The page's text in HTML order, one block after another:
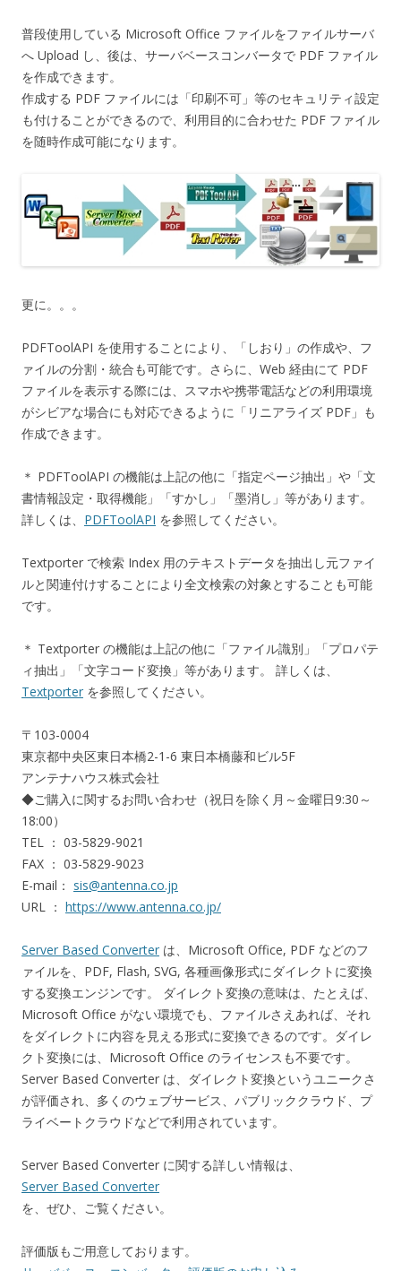
普段使用している Microsoft Office ファイルをファイルサーバ
へ Upload し、後は、サーバベースコンバータで PDF ファイル
を作成できます。
作成する PDF ファイルには「印刷不可」等のセキュリティ設定
も付けることができるので、利用目的に合わせた PDF ファイル
を随時作成可能になります。
更に。。。
PDFToolAPI を使用することにより、「しおり」の作成や、フ
ァイルの分割・統合も可能です。さらに、Web 経由にて PDF
ファイルを表示する際には、スマホや携帯電話などの利用環境
がシビアな場合にも対応できるように「リニアライズ PDF」も
作成できます。
＊ PDFToolAPI の機能は上記の他に「指定ページ抽出」や「文
書情報設定・取得機能」「すかし」「墨消し」等があります。
詳しくは、 PDFToolAPI を参照してください。
Textporter で検索 Index 用のテキストデータを抽出し元ファイ
ルと関連付けすることにより全文検索の対象とすることも可能
です。
＊ Textporter の機能は上記の他に「ファイル識別」「プロパテ
ィ抽出」「文字コード変換」等があります。 詳しくは、
Textporter を参照してください。
〒103-0004
東京都中央区東日本橋2-1-6 東日本橋藤和ビル5F
アンテナハウス株式会社
◆ご購入に関するお問い合わせ（祝日を除く月～金曜日9:30～
18:00）
TEL ： 03-5829-9021
FAX ： 03-5829-9023
E-mail： sis@antenna.co.jp
URL ： https://www.antenna.co.jp/
Server Based Converter は、Microsoft Office, PDF などのフ
ァイルを、PDF, Flash, SVG, 各種画像形式にダイレクトに変換
する変換エンジンです。 ダイレクト変換の意味は、たとえば、
Microsoft Office がない環境でも、ファイルさえあれば、それ
をダイレクトに内容を見える形式に変換できるのです。ダイレ
クト変換には、Microsoft Office のライセンスも不要です。
Server Based Converter は、ダイレクト変換というユニークさ
が評価され、多くのウェブサービス、パブリッククラウド、プ
ライベートクラウドなどで利用されています。
Server Based Converter に関する詳しい情報は、
Server Based Converter
を、ぜひ、ご覧ください。
評価版もご用意しております。